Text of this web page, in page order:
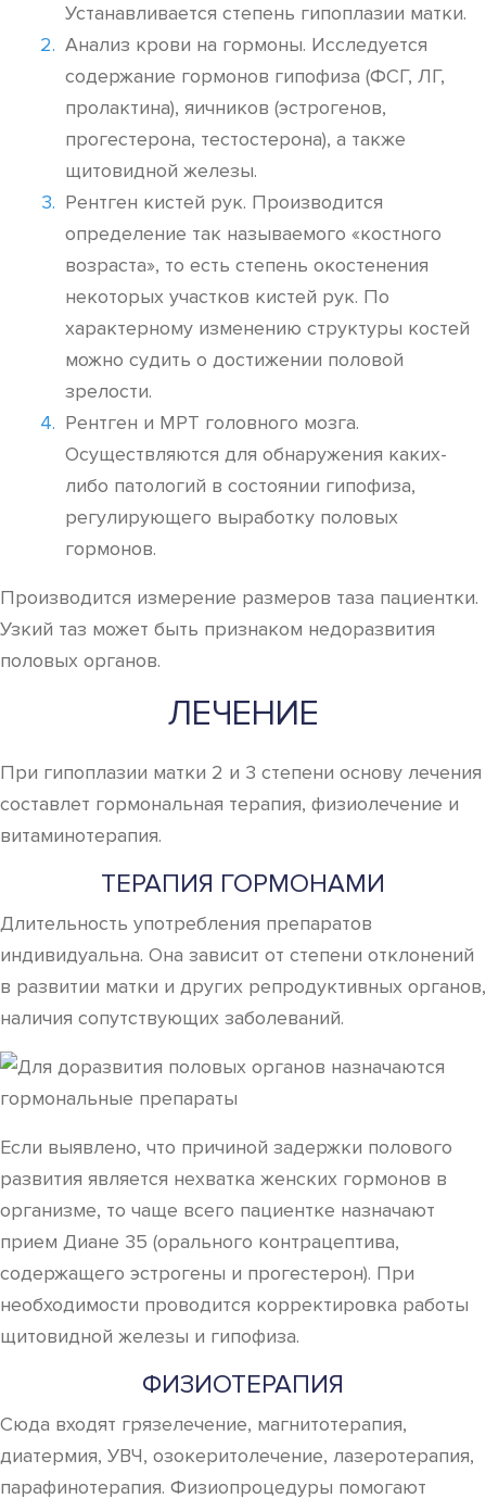
Устанавливается степень гипоплазии матки.
Анализ крови на гормоны. Исследуется
содержание гормонов гипофиза (ФСГ, ЛГ,
пролактина), яичников (эстрогенов,
прогестерона, тестостерона), а также
щитовидной железы.
Рентген кистей рук. Производится
определение так называемого «костного
возраста», то есть степень окостенения
некоторых участков кистей рук. По
характерному изменению структуры костей
можно судить о достижении половой
зрелости.
Рентген и МРТ головного мозга.
Осуществляются для обнаружения каких-
либо патологий в состоянии гипофиза,
регулирующего выработку половых
гормонов.
Производится измерение размеров таза пациентки.
Узкий таз может быть признаком недоразвития
половых органов.
ЛЕЧЕНИЕ
При гипоплазии матки 2 и 3 степени основу лечения
составлет гормональная терапия, физиолечение и
витаминотерапия.
ТЕРАПИЯ ГОРМОНАМИ
Длительность употребления препаратов
индивидуальна. Она зависит от степени отклонений
в развитии матки и других репродуктивных органов,
наличия сопутствующих заболеваний.
Если выявлено, что причиной задержки полового
развития является нехватка женских гормонов в
организме, то чаще всего пациентке назначают
прием Диане 35 (орального контрацептива,
содержащего эстрогены и прогестерон). При
необходимости проводится корректировка работы
щитовидной железы и гипофиза.
ФИЗИОТЕРАПИЯ
Сюда входят грязелечение, магнитотерапия,
диатермия, УВЧ, озокеритолечение, лазеротерапия,
парафинотерапия. Физиопроцедуры помогают